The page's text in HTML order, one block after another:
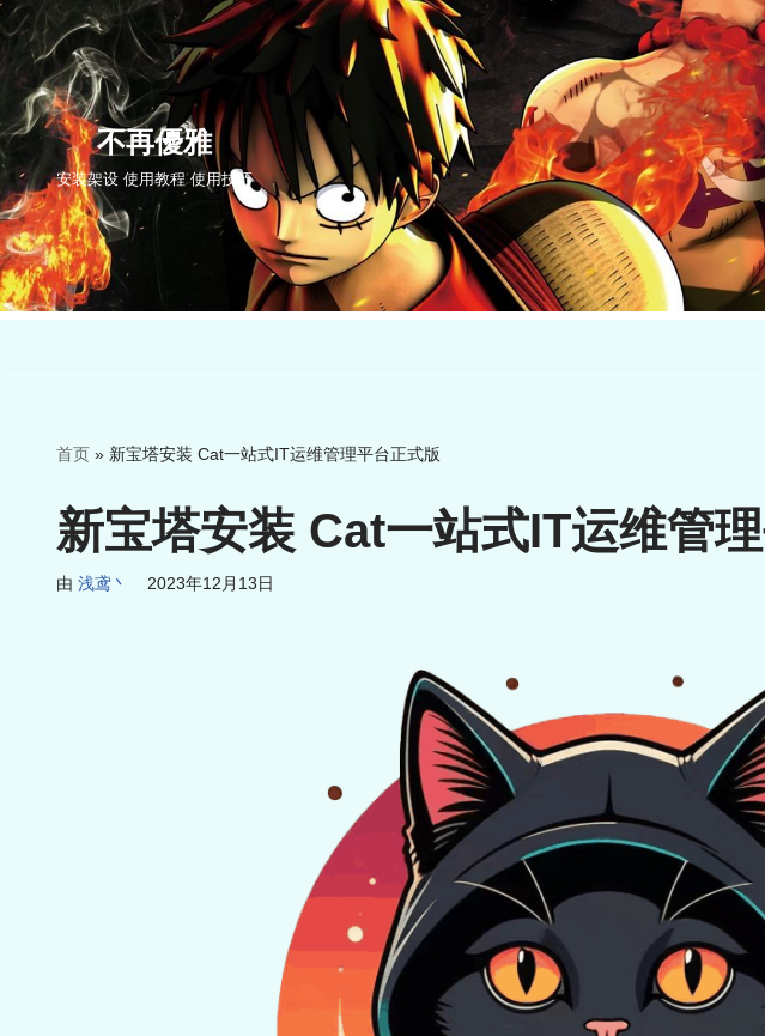
跳
至
正
文
不再優雅
安装架设 使用教程 使用技巧
首页 » 新宝塔安装 Cat一站式IT运维管理平台正式版
新宝塔安装 Cat一站式IT运维管
由 浅鸢丶 2023年12月13日